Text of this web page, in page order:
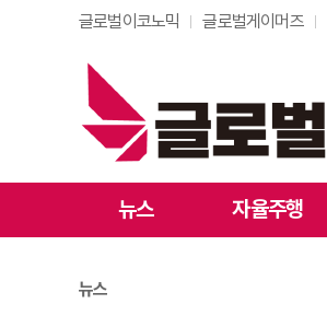
글로벌이코노믹 글로벌게이머즈
뉴스 자율주행
뉴스